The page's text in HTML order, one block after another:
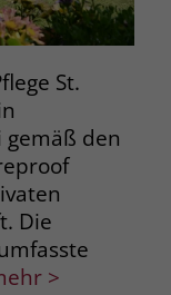
St.
gemäß den
Die
>